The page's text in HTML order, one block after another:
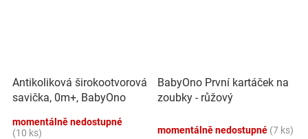
Antikoliková širokootvorová
savička, 0m+, BabyOno
momentálně nedostupné
(10 ks)
BabyOno První kartáček na
zoubky - růžový
momentálně nedostupné (7 ks)